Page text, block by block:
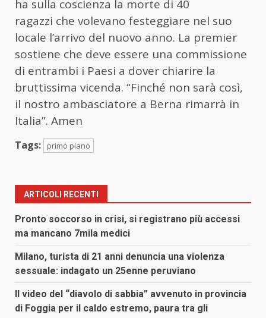
ha sulla coscienza la morte di 40
ragazzi che volevano festeggiare nel suo
locale l’arrivo del nuovo anno. La premier
sostiene che deve essere una commissione
di entrambi i Paesi a dover chiarire la
bruttissima vicenda. “Finché non sarà così,
il nostro ambasciatore a Berna rimarrà in
Italia”. Amen
Tags: primo piano
ARTICOLI RECENTI
Pronto soccorso in crisi, si registrano più accessi
ma mancano 7mila medici
Milano, turista di 21 anni denuncia una violenza
sessuale: indagato un 25enne peruviano
Il video del “diavolo di sabbia” avvenuto in provincia
di Foggia per il caldo estremo, paura tra gli